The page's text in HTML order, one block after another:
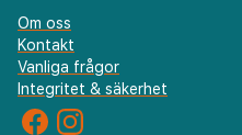
Om oss
Kontakt
Vanliga frågor
Integritet & säkerhet